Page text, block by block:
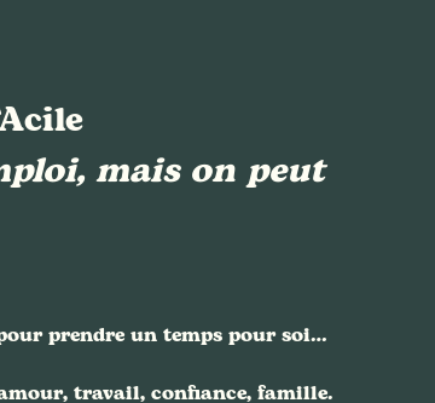
mais on peut
prendre un temps pour soi…
travail, confiance, famille.